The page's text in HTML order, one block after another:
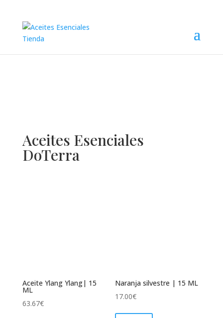
Aceites Esenciales
DoTerra
Aceite Ylang Ylang| 15
ML
63.67€
Naranja silvestre | 15 ML
17.00€